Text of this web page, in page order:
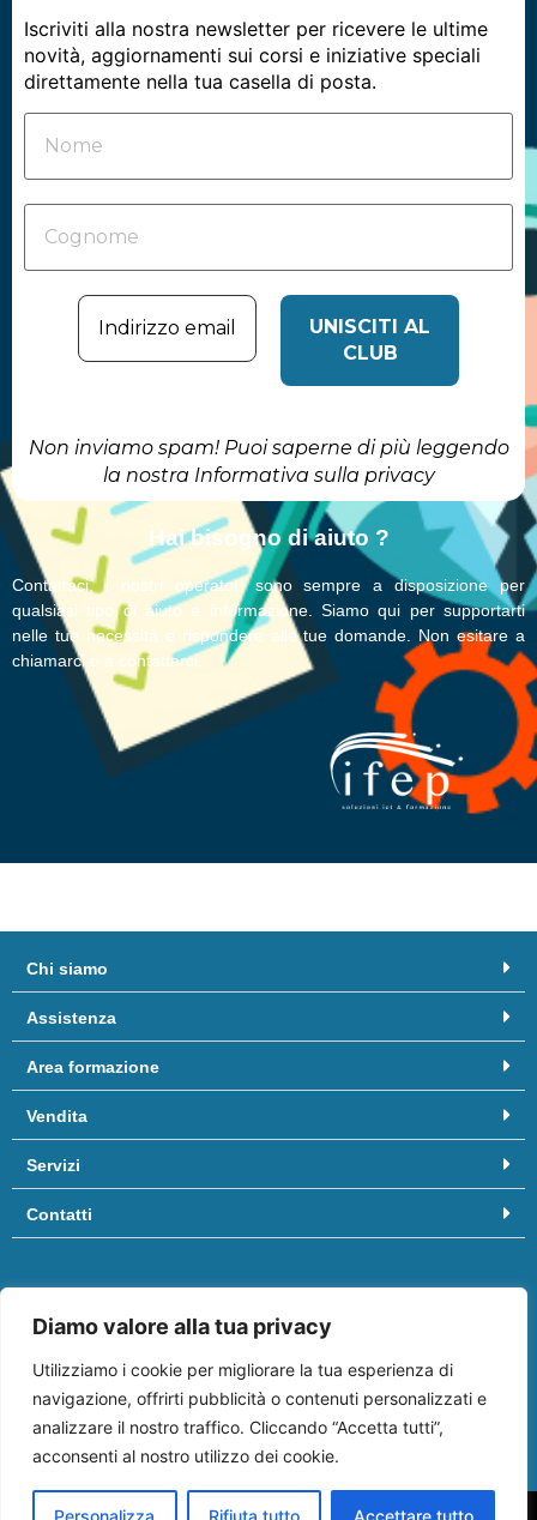
Diamo valore alla tua privacy
Utilizziamo i cookie per migliorare la tua esperienza di
navigazione, offrirti pubblicità o contenuti personalizzati e
analizzare il nostro traffico. Cliccando “Accetta tutti”,
acconsenti al nostro utilizzo dei cookie.
Personalizza Rifiuta tutto Accettare tutto
Iscriviti alla nostra newsletter per ricevere le ultime
novità, aggiornamenti sui corsi e iniziative speciali
direttamente nella tua casella di posta.
Non inviamo spam! Puoi saperne di più leggendo
la nostra Informativa sulla privacy
Hai bisogno di aiuto ?
Contattaci, i nostri operatori sono sempre a disposizione per
qualsiasi tipo di aiuto e informazione. Siamo qui per supportarti
nelle tue necessità e rispondere alle tue domande. Non esitare a
chiamarci o a contattarci.
Chi siamo
Assistenza
Area formazione
Vendita
Servizi
Contatti
ainfo@ifep.it
piano edificio Business, 80029 Sant’Antimo (NA)